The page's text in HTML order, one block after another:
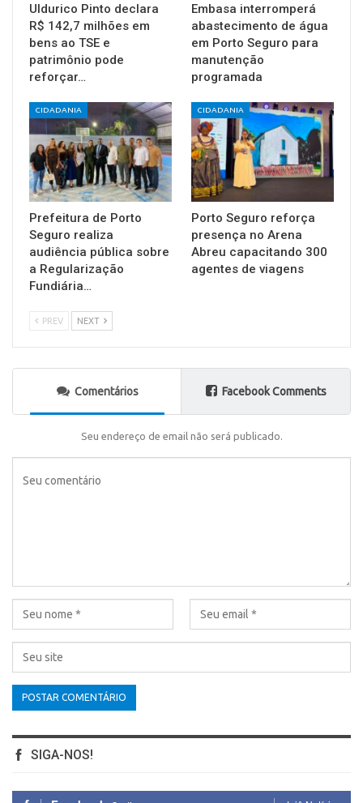
Uldurico Pinto declara
R$ 142,7 milhões em
bens ao TSE e
patrimônio pode
reforçar…
Embasa interromperá
abastecimento de água
em Porto Seguro para
manutenção
programada
CIDADANIA
Prefeitura de Porto
Seguro realiza
audiência pública sobre
a Regularização
Fundiária…
CIDADANIA
Porto Seguro reforça
presença no Arena
Abreu capacitando 300
agentes de viagens
PREV NEXT
Comentários Facebook Comments
Seu endereço de email não será publicado.
SIGA-NOS!